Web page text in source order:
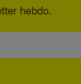
hebdo.